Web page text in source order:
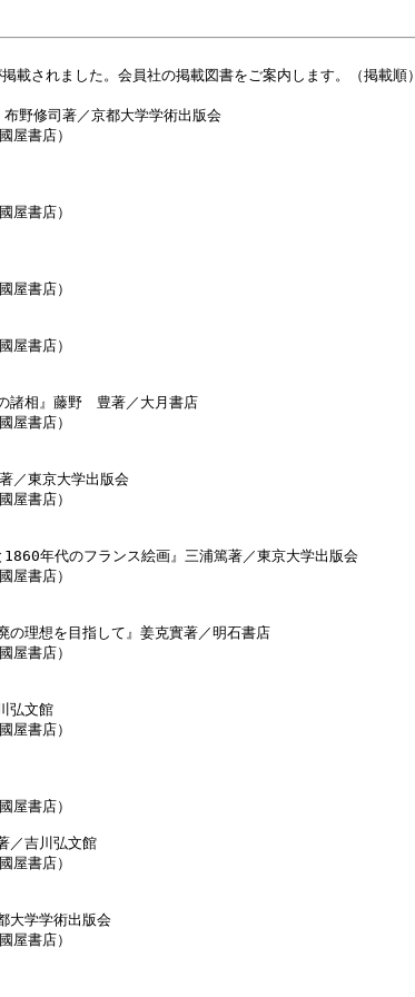
されました。会員社の掲載図書をご案内します。（掲載順）
野修司著／京都大学学術出版会
屋書店）
屋書店）
屋書店）
屋書店）
諸相』藤野 豊著／大月書店
屋書店）
／東京大学出版会
屋書店）
年代のフランス絵画』三浦篤著／東京大学出版会
屋書店）
の理想を目指して』姜克實著／明石書店
屋書店）
弘文館
屋書店）
屋書店）
／吉川弘文館
屋書店）
大学学術出版会
屋書店）